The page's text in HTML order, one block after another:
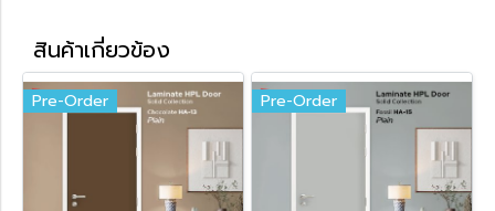
สินค้าเกี่ยวข้อง
Pre-Order Pre-Order